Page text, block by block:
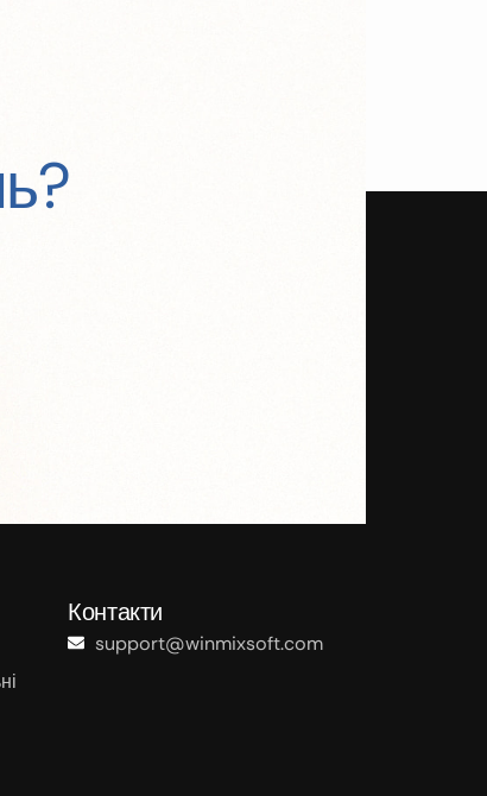
templates, price-lists, clients and
Контакти
support@winmixsoft.com